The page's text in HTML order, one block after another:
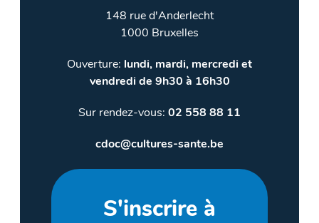
148 rue d'Anderlecht
1000 Bruxelles
Ouverture: lundi, mardi, mercredi et
vendredi de 9h30 à 16h30
Sur rendez-vous: 02 558 88 11
cdoc@cultures-sante.be
S'inscrire à